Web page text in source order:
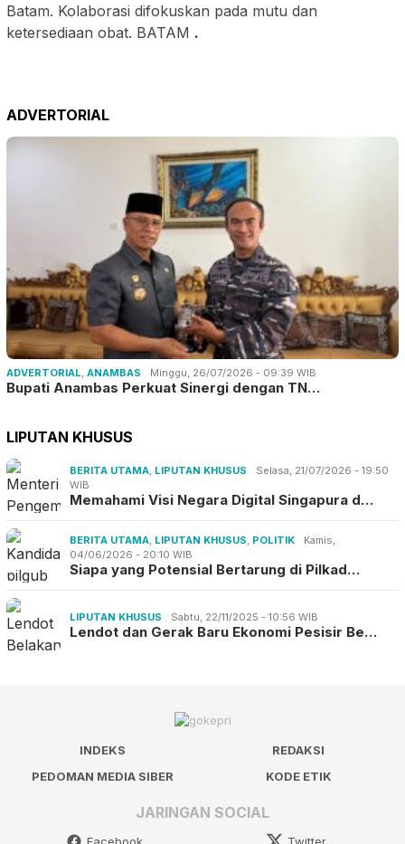
Batam. Kolaborasi difokuskan pada mutu dan
ketersediaan obat. BATAM .
ADVERTORIAL
ADVERTORIAL, ANAMBAS Minggu, 26/07/2026 - 09:39 WIB
Bupati Anambas Perkuat Sinergi dengan TN…
LIPUTAN KHUSUS
BERITA UTAMA, LIPUTAN KHUSUS
Selasa, 21/07/2026 - 19:50
WIB
Memahami Visi Negara Digital Singapura d…
BERITA UTAMA, LIPUTAN KHUSUS, POLITIK
Kamis,
04/06/2026 - 20:10 WIB
Siapa yang Potensial Bertarung di Pilkad…
LIPUTAN KHUSUS Sabtu, 22/11/2025 - 10:56 WIB
Lendot dan Gerak Baru Ekonomi Pesisir Be…
INDEKS
REDAKSI
PEDOMAN MEDIA SIBER
KODE ETIK
JARINGAN SOCIAL